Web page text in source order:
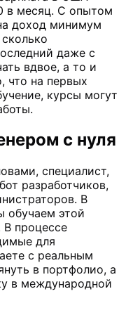
в месяц. С опытом
доход минимум
даже с
вдвое, а то и
что на первых
курсы могут
с нуля
специалист,
разработчиков,
В
обучаем этой
В процессе
для
с реальным
в портфолио, а
в международной